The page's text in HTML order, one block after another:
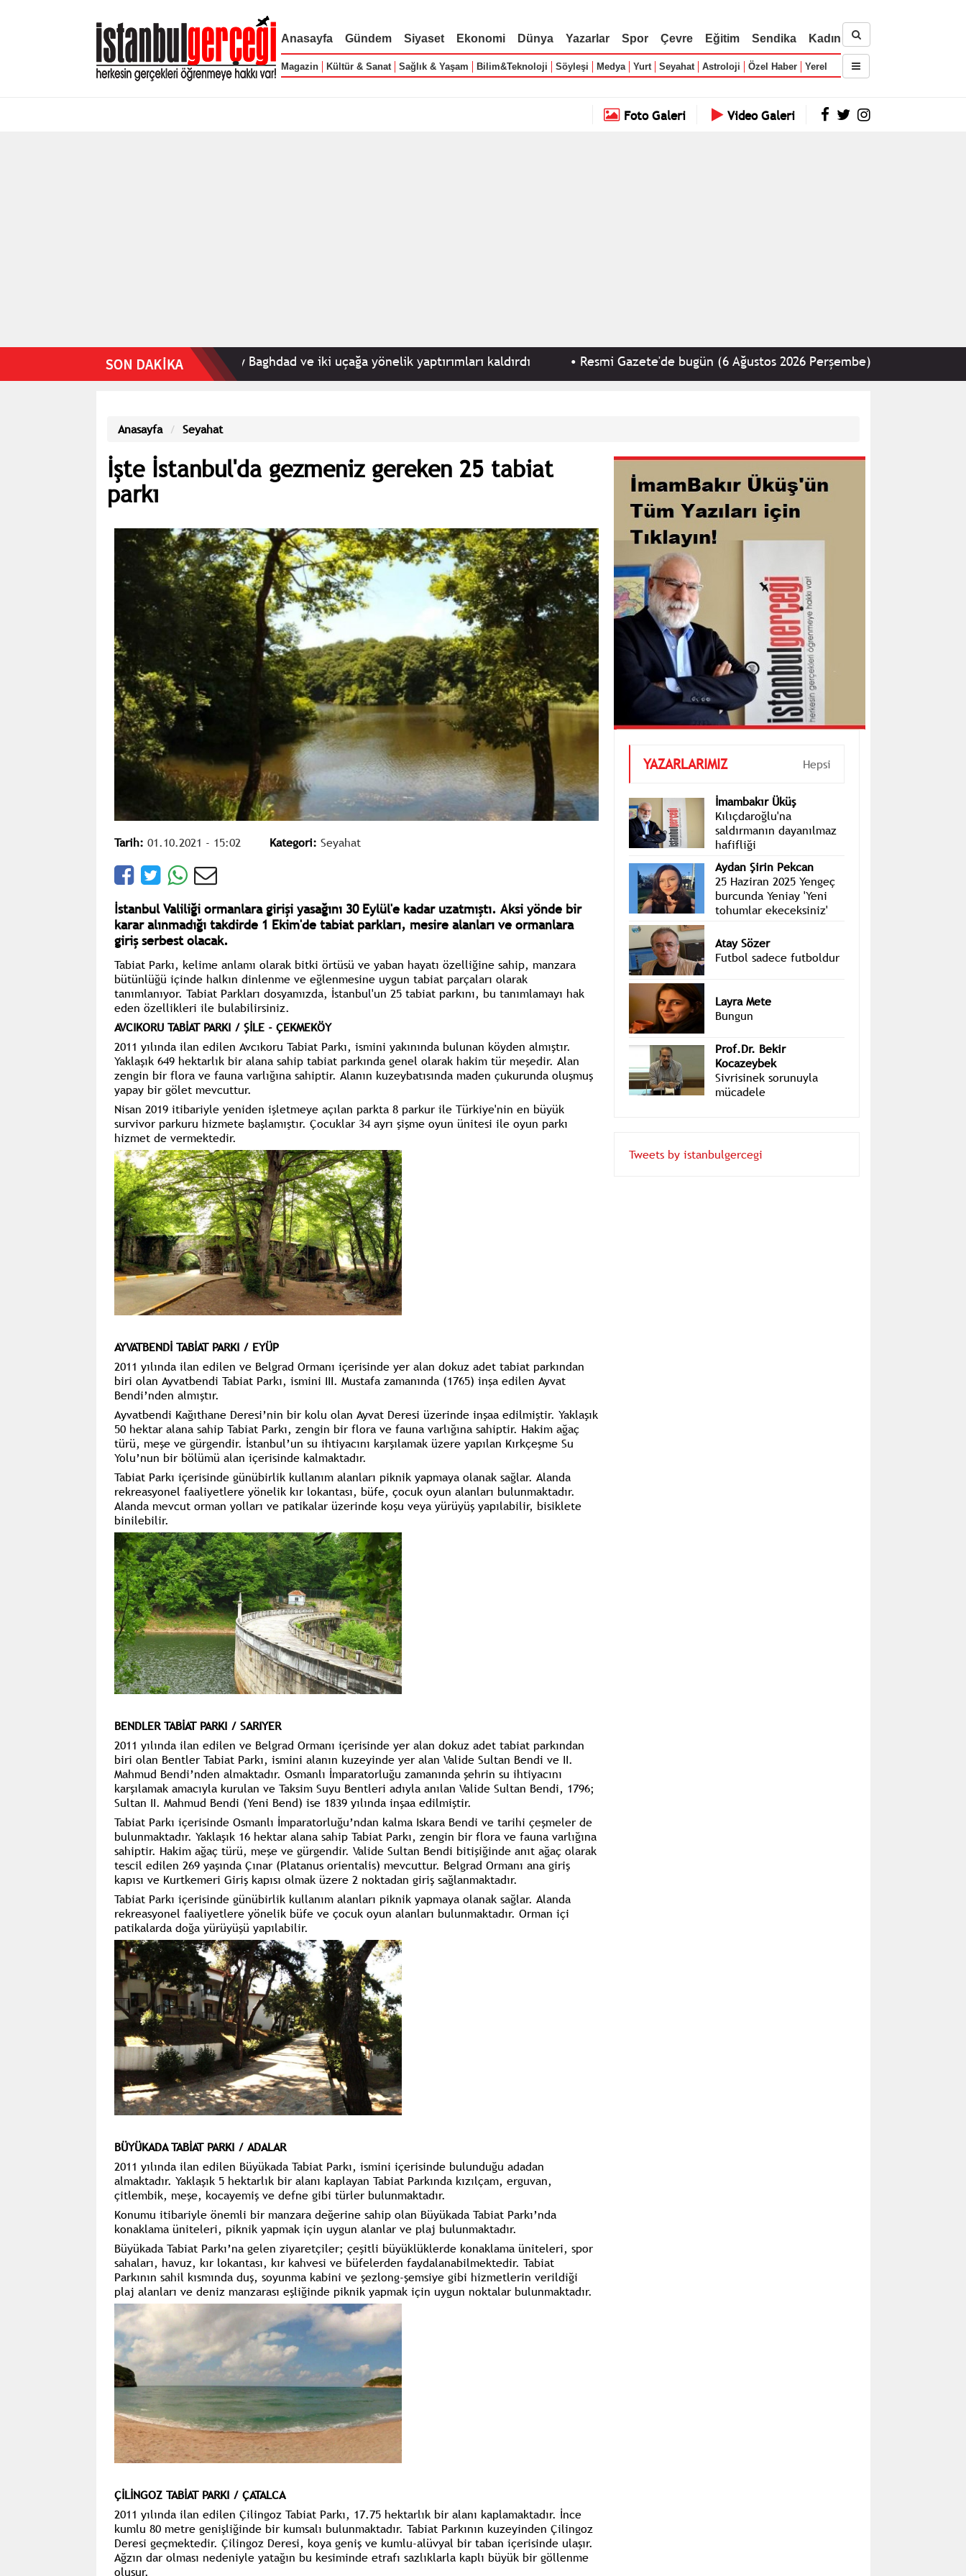
Anasayfa Gündem Siyaset Ekonomi Dünya Yazarlar Spor Çevre Eğitim Sendika Kadın
Magazin Kültür & Sanat Sağlık & Yaşam Bilim&Teknoloji Söyleşi Medya Yurt Seyahat Astroloji Özel Haber Yerel
Foto Galeri Video Galeri
Muhafızları ile bağlantılı Fly Baghdad ve iki uçağa yönelik yaptırımları kaldırdı •Resmi Gazete'de bugün (6 Ağustos 2026 Perşembe) •Milli Dayanışma ve
Anasayfa Seyahat
İşte İstanbul'da gezmeniz gereken 25 tabiat
parkı
Tarih: 01.10.2021 - 15:02 Kategori: Seyahat
İstanbul Valiliği ormanlara girişi yasağını 30 Eylül'e kadar uzatmıştı. Aksi yönde bir
karar alınmadığı takdirde 1 Ekim'de tabiat parkları, mesire alanları ve ormanlara
giriş serbest olacak.
Tabiat Parkı, kelime anlamı olarak bitki örtüsü ve yaban hayatı özelliğine sahip, manzara
bütünlüğü içinde halkın dinlenme ve eğlenmesine uygun tabiat parçaları olarak
tanımlanıyor. Tabiat Parkları dosyamızda, İstanbul'un 25 tabiat parkını, bu tanımlamayı hak
eden özellikleri ile bulabilirsiniz.
AVCIKORU TABİAT PARKI / ŞİLE - ÇEKMEKÖY
2011 yılında ilan edilen Avcıkoru Tabiat Parkı, ismini yakınında bulunan köyden almıştır.
Yaklaşık 649 hektarlık bir alana sahip tabiat parkında genel olarak hakim tür meşedir. Alan
zengin bir flora ve fauna varlığına sahiptir. Alanın kuzeybatısında maden çukurunda oluşmuş
yapay bir gölet mevcuttur.
Nisan 2019 itibariyle yeniden işletmeye açılan parkta 8 parkur ile Türkiye'nin en büyük
survivor parkuru hizmete başlamıştır. Çocuklar 34 ayrı şişme oyun ünitesi ile oyun parkı
hizmet de vermektedir.
AYVATBENDİ TABİAT PARKI / EYÜP
2011 yılında ilan edilen ve Belgrad Ormanı içerisinde yer alan dokuz adet tabiat parkından
biri olan Ayvatbendi Tabiat Parkı, ismini III. Mustafa zamanında (1765) inşa edilen Ayvat
Bendi’nden almıştır.
Ayvatbendi Kağıthane Deresi’nin bir kolu olan Ayvat Deresi üzerinde inşaa edilmiştir. Yaklaşık
50 hektar alana sahip Tabiat Parkı, zengin bir flora ve fauna varlığına sahiptir. Hakim ağaç
türü, meşe ve gürgendir. İstanbul’un su ihtiyacını karşılamak üzere yapılan Kırkçeşme Su
Yolu’nun bir bölümü alan içerisinde kalmaktadır.
Tabiat Parkı içerisinde günübirlik kullanım alanları piknik yapmaya olanak sağlar. Alanda
rekreasyonel faaliyetlere yönelik kır lokantası, büfe, çocuk oyun alanları bulunmaktadır.
Alanda mevcut orman yolları ve patikalar üzerinde koşu veya yürüyüş yapılabilir, bisiklete
binilebilir.
BENDLER TABİAT PARKI / SARIYER
2011 yılında ilan edilen ve Belgrad Ormanı içerisinde yer alan dokuz adet tabiat parkından
biri olan Bentler Tabiat Parkı, ismini alanın kuzeyinde yer alan Valide Sultan Bendi ve II.
Mahmud Bendi’nden almaktadır. Osmanlı İmparatorluğu zamanında şehrin su ihtiyacını
karşılamak amacıyla kurulan ve Taksim Suyu Bentleri adıyla anılan Valide Sultan Bendi, 1796;
Sultan II. Mahmud Bendi (Yeni Bend) ise 1839 yılında inşaa edilmiştir.
Tabiat Parkı içerisinde Osmanlı İmparatorluğu’ndan kalma Iskara Bendi ve tarihi çeşmeler de
bulunmaktadır. Yaklaşık 16 hektar alana sahip Tabiat Parkı, zengin bir flora ve fauna varlığına
sahiptir. Hakim ağaç türü, meşe ve gürgendir. Valide Sultan Bendi bitişiğinde anıt ağaç olarak
tescil edilen 269 yaşında Çınar (Platanus orientalis) mevcuttur. Belgrad Ormanı ana giriş
kapısı ve Kurtkemeri Giriş kapısı olmak üzere 2 noktadan giriş sağlanmaktadır.
Tabiat Parkı içerisinde günübirlik kullanım alanları piknik yapmaya olanak sağlar. Alanda
rekreasyonel faaliyetlere yönelik büfe ve çocuk oyun alanları bulunmaktadır. Orman içi
patikalarda doğa yürüyüşü yapılabilir.
BÜYÜKADA TABİAT PARKI / ADALAR
2011 yılında ilan edilen Büyükada Tabiat Parkı, ismini içerisinde bulunduğu adadan
almaktadır. Yaklaşık 5 hektarlık bir alanı kaplayan Tabiat Parkında kızılçam, erguvan,
çitlembik, meşe, kocayemiş ve defne gibi türler bulunmaktadır.
Konumu itibariyle önemli bir manzara değerine sahip olan Büyükada Tabiat Parkı’nda
konaklama üniteleri, piknik yapmak için uygun alanlar ve plaj bulunmaktadır.
Büyükada Tabiat Parkı’na gelen ziyaretçiler; çeşitli büyüklüklerde konaklama üniteleri, spor
sahaları, havuz, kır lokantası, kır kahvesi ve büfelerden faydalanabilmektedir. Tabiat
Parkının sahil kısmında duş, soyunma kabini ve şezlong-şemsiye gibi hizmetlerin verildiği
plaj alanları ve deniz manzarası eşliğinde piknik yapmak için uygun noktalar bulunmaktadır.
ÇİLİNGOZ TABİAT PARKI / ÇATALCA
2011 yılında ilan edilen Çilingoz Tabiat Parkı, 17.75 hektarlık bir alanı kaplamaktadır. İnce
kumlu 80 metre genişliğinde bir kumsalı bulunmaktadır. Tabiat Parkının kuzeyinden Çilingoz
Deresi geçmektedir. Çilingoz Deresi, koya geniş ve kumlu-alüvyal bir taban içerisinde ulaşır.
Ağzın dar olması nedeniyle yatağın bu kesiminde etrafı sazlıklarla kaplı büyük bir göllenme
oluşur.
YAZARLARIMIZ Hepsi
İmambakır Üküş
Kılıçdaroğlu'na
saldırmanın dayanılmaz
hafifliği
Aydan Şirin Pekcan
25 Haziran 2025 Yengeç
burcunda Yeniay 'Yeni
tohumlar ekeceksiniz'
Atay Sözer
Futbol sadece futboldur
Layra Mete
Bungun
Prof.Dr. Bekir
Kocazeybek
Sivrisinek sorunuyla
mücadele
Tweets by istanbulgercegi